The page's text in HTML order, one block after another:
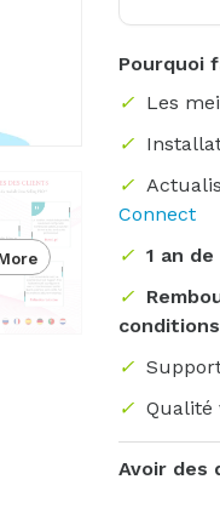
Pourquoi
✓ Les
✓
✓
Connect
✓ 1 an
✓
✓
✓ Qualité
Avoir des